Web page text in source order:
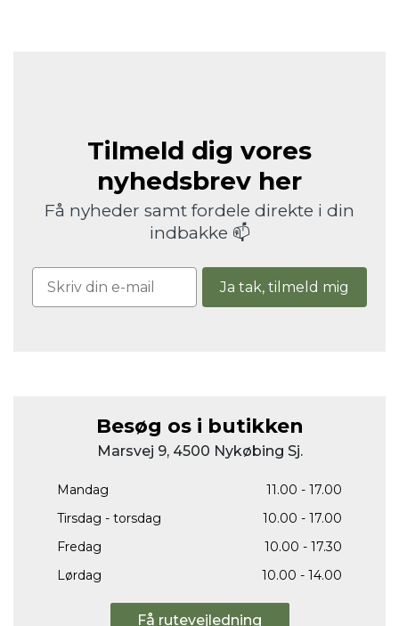
Tilmeld dig vores
nyhedsbrev her
Få nyheder samt fordele direkte i din
indbakke 📫
Ja tak, tilmeld mig
Besøg os i butikken
Marsvej 9, 4500 Nykøbing Sj.
Mandag
11.00 - 17.00
Tirsdag - torsdag
10.00 - 17.00
Fredag
10.00 - 17.30
Lørdag
10.00 - 14.00
Få rutevejledning